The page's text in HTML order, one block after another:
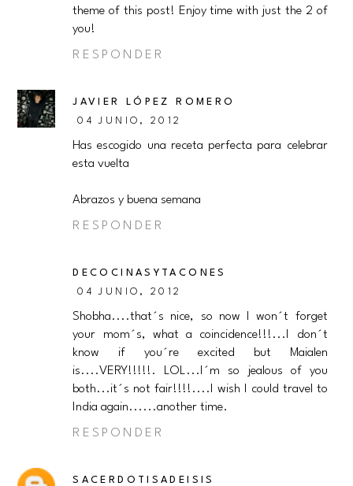
theme of this post! Enjoy time with just the 2 of
you!
RESPONDER
JAVIER LÓPEZ ROMERO
04 JUNIO, 2012
Has escogido una receta perfecta para celebrar
esta vuelta
Abrazos y buena semana
RESPONDER
DECOCINASYTACONES
04 JUNIO, 2012
Shobha....that´s nice, so now I won´t forget
your mom´s, what a coincidence!!!...I don´t
know if you´re excited but Maialen
is....VERY!!!!!. LOL...I´m so jealous of you
both...it´s not fair!!!!....I wish I could travel to
India again......another time.
RESPONDER
SACERDOTISADEISIS